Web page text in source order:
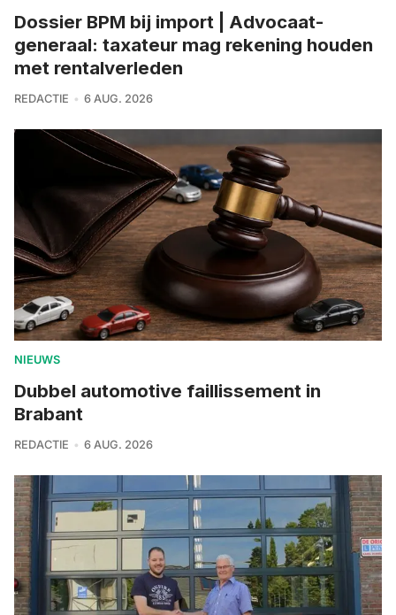
Dossier BPM bij import | Advocaat-
generaal: taxateur mag rekening houden
met rentalverleden
REDACTIE 6 AUG. 2026
NIEUWS
Dubbel automotive faillissement in
Brabant
REDACTIE 6 AUG. 2026